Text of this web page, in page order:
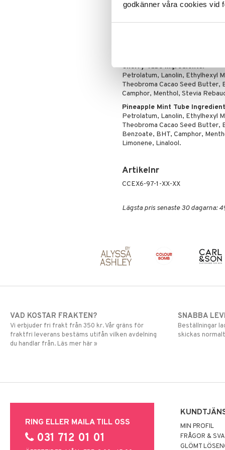
godkänner våra cookies vid
Ingredienser
Theobroma Cacao Seed Butter,
Campor, Menthol, Stevia
Cherry Tube Ingredients:
Petrolatum, Lanolin, Ethylhexyl
Theobroma Cacao Seed Butter,
Camphor, Menthol, Stevia
Pineapple Mint Tube
Petrolatum, Lanolin, Ethylhexyl
Theobroma Cacao Seed Butter,
Benzoate, BHT, Camphor,
Limonene, Linalool.
Artikelnr
CCEX6-97-1-XX-XX
Lägsta pris senaste 30 dagarna:
VAD KOSTAR FRAKTEN?
Vi erbjuder fri frakt från 350 kr. Vår gräns för
fraktfri leverans bestäms utifån vilken avdelning
du handlar från. Läs mer här »
SNABBA
Beställningar
skickas
RING ELLER MAILA TILL OSS
031 712 01 01
MIN PROFIL
FRÅGOR &
GLÖMT